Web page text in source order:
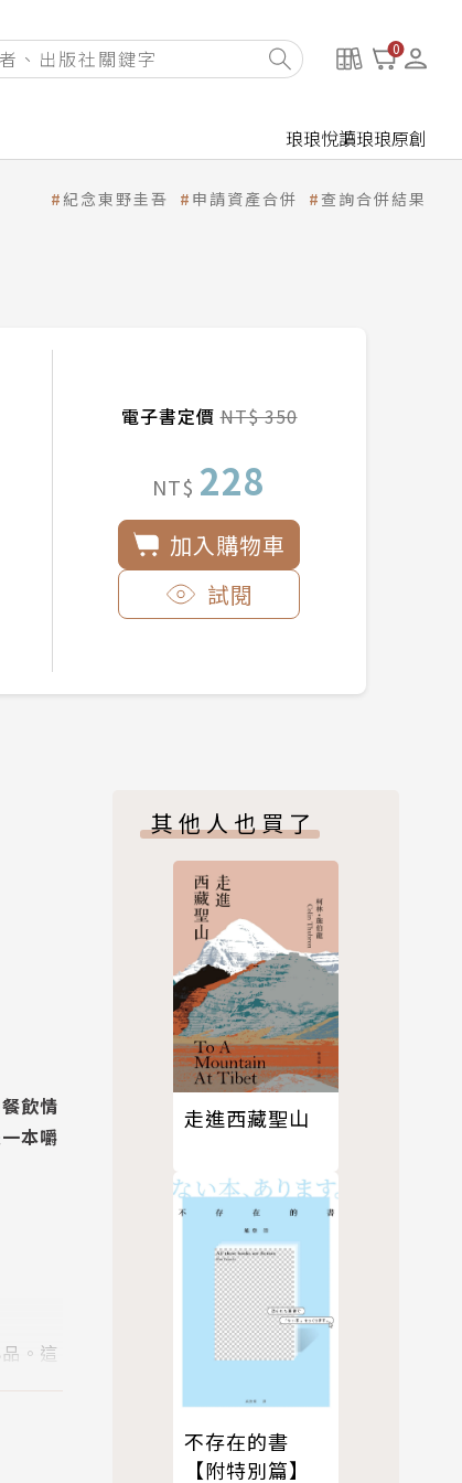
0
琅琅悅讀琅琅原創
紀念東野圭吾 申請資產合併 查詢合併結果
電子書定價NT$ 350
NT$ 228
加入購物車
試閱
飲情
本嚼
。這
鄉人
其他人也買了
走進西藏聖山
不存在的書
【附特別篇】